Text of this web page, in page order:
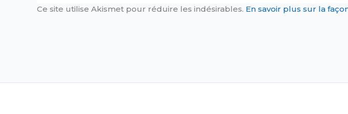
Ce site utilise Akismet pour réduire les indésirables. En savoir plus sur la